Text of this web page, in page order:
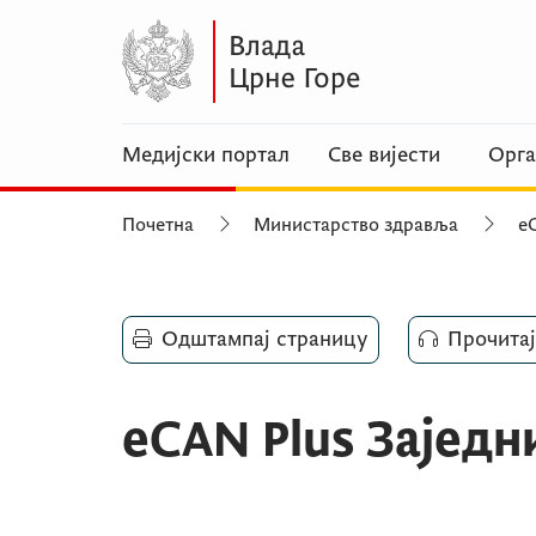
Медијски портал Све вијести
Почетна Министарство здравља
Одштампај страницу
eCAN Plus